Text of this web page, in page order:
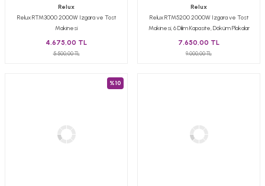
Relux
Relux RTM3000 2000W Izgara ve Tost
Makinesi
4.675,00 TL
5.500,00 TL
Relux
Relux RTM5200 2000W Izgara ve Tost
Makinesi, 6 Dilim Kapasite, Döküm Plakalar
7.650,00 TL
9.000,00 TL
%10